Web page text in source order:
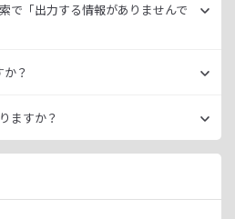
ることでよりニッチなキーワード
のみ30秒登録）にご登録いただく
。（※制限リセットは0時）
れた場合は、有料プランのご利用
で「出力する情報がありませんで
ることができません。
様になっております。
ーワード取得手段も有料プランに
そちらにて対応できる見通しで
？
ドキュメント
ますか？
て、「ラッコキーワード」のアフ
いたしております。
開始（初回ログイン）と有料プラ